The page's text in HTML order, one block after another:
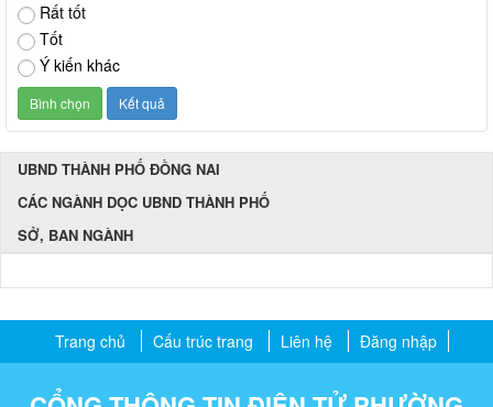
Rất tốt
Tốt
Ý kiến khác
UBND THÀNH PHỐ ĐỒNG NAI
CÁC NGÀNH DỌC UBND THÀNH PHỐ
SỞ, BAN NGÀNH
Trang chủ Cấu trúc trang Liên hệ Đăng nhập